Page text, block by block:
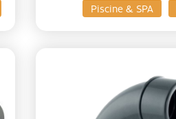
Piscine & SPA